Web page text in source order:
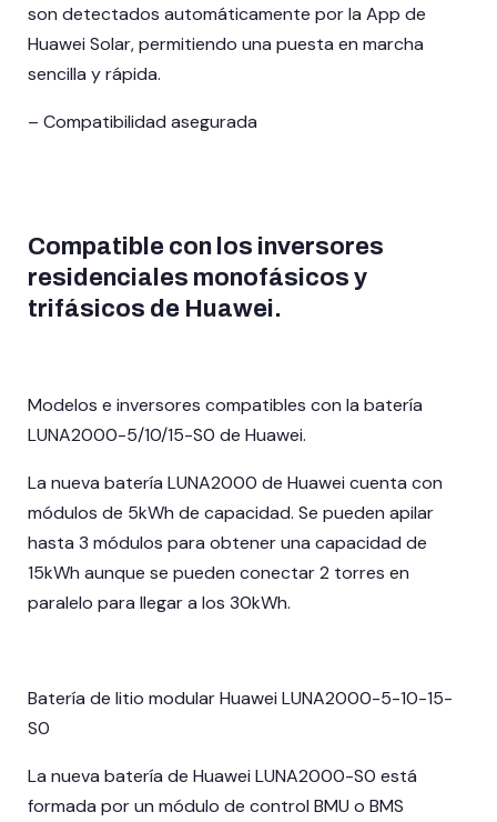
son detectados automáticamente por la App de
Huawei Solar, permitiendo una puesta en marcha
sencilla y rápida.
– Compatibilidad asegurada
Compatible con los inversores
residenciales monofásicos y
trifásicos de Huawei.
Modelos e inversores compatibles con la batería
LUNA2000-5/10/15-S0 de Huawei.
La nueva batería LUNA2000 de Huawei cuenta con
módulos de 5kWh de capacidad. Se pueden apilar
hasta 3 módulos para obtener una capacidad de
15kWh aunque se pueden conectar 2 torres en
paralelo para llegar a los 30kWh.
Batería de litio modular Huawei LUNA2000-5-10-15-
S0
La nueva batería de Huawei LUNA2000-S0 está
formada por un módulo de control BMU o BMS